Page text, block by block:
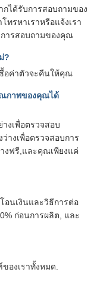
กได้รับการสอบถามของ
รหาเราหรือแจ้งเรา
การสอบถามของคุณ
?
อค่าตัวจะคืนให้คุณ
ณภาพของคุณได้
งเพื่อตรวจสอบ
างเพื่อตรวจสอบการ
งฟรี,และคุณเพียงแค่
อนเงินและวิธีการต่อ
ก่อนการผลิต, และ
งเราทั้งหมด.